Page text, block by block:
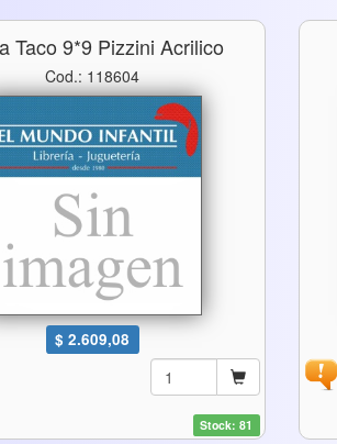
Taco 9*9 Pizzini Acrilico
Cod.: 118604
$ 2.609,08
Stock: 81